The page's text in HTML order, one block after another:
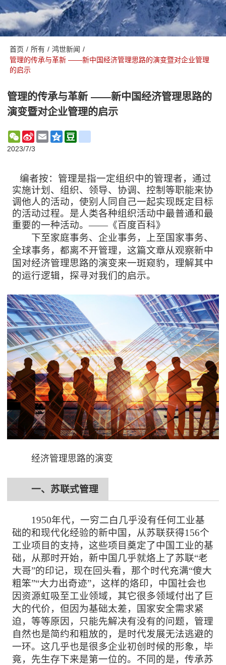
首页 / 所有 / 鸿世新闻 /
管理的传承与革新 ——新中国经济管理思路的演变暨对企业管理
的启示
管理的传承与革新 ——新中国经济管理思路的
演变暨对企业管理的启示
WeChat
Sina
Weibo
Email Qzone
2023/7/3
编者按：管理是指一定组织中的管理者，通过
实施计划、组织、领导、协调、控制等职能来协
调他人的活动，使别人同自己一起实现既定目标
的活动过程。是人类各种组织活动中最普通和最
重要的一种活动。——《百度百科》
下至家庭事务、企业事务，上至国家事务、
全球事务，都离不开管理，这篇文章从观察新中
国对经济管理思路的演变来一斑窥豹，理解其中
的运行逻辑，探寻对我们的启示。
经济管理思路的演变
一、 苏联式管理
1950年代，一穷二白几乎没有任何工业基
础的和现代化经验的新中国，从苏联获得156个
工业项目的支持，这些项目奠定了中国工业的基
础，从那时开始，新中国几乎就烙上了苏联“老
大哥”的印记，现在回头看，那个时代充满“傻大
粗笨”“大力出奇迹”，这样的烙印，中国社会也
因资源虹吸至工业领域，其它很多领域付出了巨
大的代价，但因为基础太差，国家安全需求紧
迫，等等原因，只能先解决有没有的问题，管理
自然也是简约和粗放的，是时代发展无法逃避的
一环。这几乎也是很多企业初创时候的形象，毕
竟，先生存下来是第一位的。不同的是，传承苏